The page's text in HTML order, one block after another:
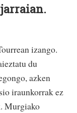
izango.
du
azken
iraunkorrak ez
Murgiako